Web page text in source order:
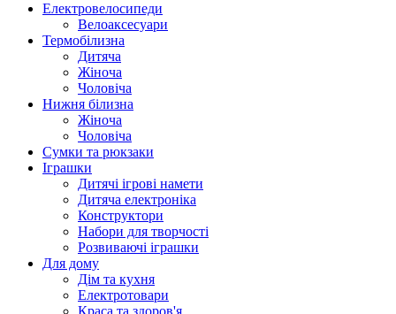
Електровелосипеди
Велоаксесуари
Термобілизна
Дитяча
Жіноча
Чоловіча
Нижня білизна
Жіноча
Чоловіча
Сумки та рюкзаки
Іграшки
Дитячі ігрові намети
Дитяча електроніка
Конструктори
Набори для творчості
Розвиваючі іграшки
Для дому
Дім та кухня
Електротовари
Краса та здоров'я